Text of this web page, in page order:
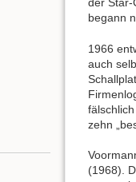
der Star-
begann
1966
auch
zehn
(1968).